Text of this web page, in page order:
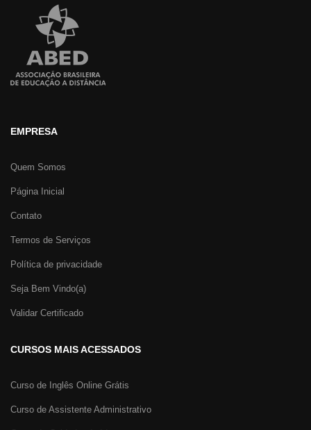
EMPRESA
Quem Somos
Página Inicial
Contato
Termos de Serviços
Política de privacidade
Seja Bem Vindo(a)
Validar Certificado
CURSOS MAIS ACESSADOS
Curso de Inglês Online Grátis
Curso de Assistente Administrativo